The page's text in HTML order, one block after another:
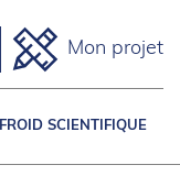
Mon projet
FROID SCIENTIFIQUE